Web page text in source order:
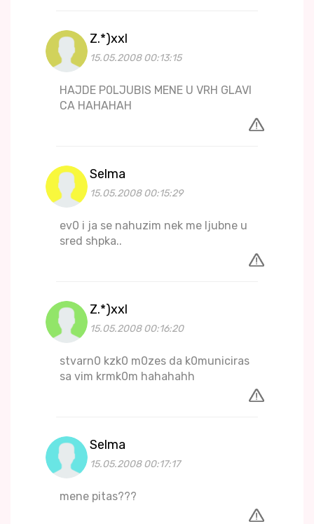
Z.*)xxl
15.05.2008 00:13:15
HAJDE P0LJUBIS MENE U VRH GLAVI
CA HAHAHAH
Selma
15.05.2008 00:15:29
ev0 i ja se nahuzim nek me ljubne u
sred shpka..
Z.*)xxl
15.05.2008 00:16:20
stvarn0 kzk0 m0zes da k0municiras
sa vim krmk0m hahahahh
Selma
15.05.2008 00:17:17
mene pitas???